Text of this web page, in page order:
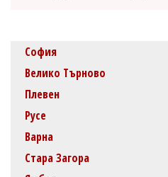
София
Велико Търново
Плевен
Русе
Варна
Стара Загора